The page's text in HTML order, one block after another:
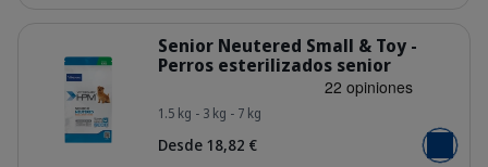
HQ_HPM_Packaging-without-
Senior Neutered Small & Toy -
Perros esterilizados senior
1.5 kg - 3 kg - 7 kg
Desde 18,82 € Añadir